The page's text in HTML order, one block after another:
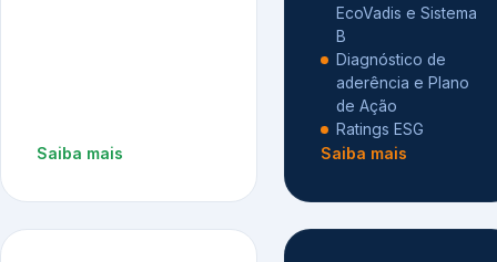
Saiba mais
EcoVadis e Sistema
B
Diagnóstico de
aderência e Plano
de Ação
Ratings ESG
Saiba mais